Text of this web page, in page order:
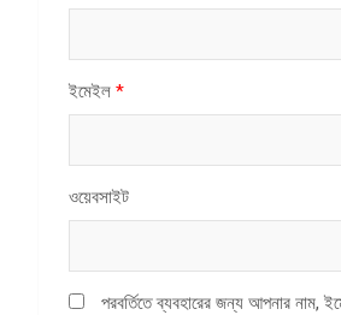
ইমেইল *
ওয়েবসাইট
পরবর্তিতে ব্যবহারের জন্য আপনার নাম,